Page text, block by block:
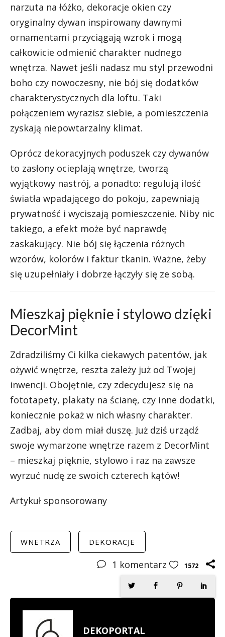
narzuta na łóżko, dekoracje okien czy
oryginalny dywan inspirowany dawnymi
ornamentami przyciągają wzrok i mogą
całkowicie odmienić charakter nudnego
wnętrza. Nawet jeśli nadasz mu styl przewodni
boho czy nowoczesny, nie bój się dodatków
charakterystycznych dla loftu. Taki
połączeniem wyrazisz siebie, a pomieszczenia
zyskają niepowtarzalny klimat.
Oprócz dekoracyjnych poduszek czy dywanów
to zasłony ocieplają wnętrze, tworzą
wyjątkowy nastrój, a ponadto: regulują ilość
światła wpadającego do pokoju, zapewniają
prywatność i wyciszają pomieszczenie. Niby nic
takiego, a efekt może być naprawdę
zaskakujący. Nie bój się łączenia różnych
wzorów, kolorów i faktur tkanin. Ważne, żeby
się uzupełniały i dobrze łączyły się ze sobą.
Mieszkaj pięknie i stylowo dzięki
DecorMint
Zdradziliśmy Ci kilka ciekawych patentów, jak
ożywić wnętrze, reszta zależy już od Twojej
inwencji. Obojętnie, czy zdecydujesz się na
fototapety, plakaty na ścianę, czy inne dodatki,
koniecznie pokaż w nich własny charakter.
Zadbaj, aby dom miał duszę. Już dziś urządź
swoje wymarzone wnętrze razem z DecorMint
– mieszkaj pięknie, stylowo i raz na zawsze
wyrzuć nudę ze swoich czterech kątów!
Artykuł sponsorowany
WNETRZA DEKORACJE
1 komentarz 1572
DEKOPORTAL